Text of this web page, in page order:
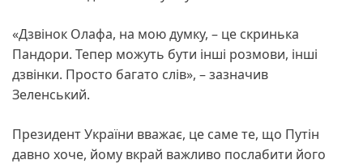
«Дзвінок Олафа, на мою думку, – це скринька
Пандори. Тепер можуть бути інші розмови, інші
дзвінки. Просто багато слів», – зазначив
Зеленський.
Президент України вважає, це саме те, що Путін
давно хоче, йому вкрай важливо послабити його